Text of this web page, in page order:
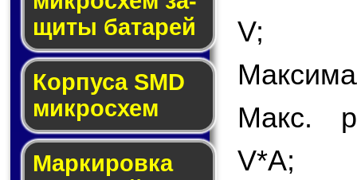
щи­ты ба­та­рей
Корпуса SMD
мик­ро­схем
Маркировка
V;
Макс.
V*A;